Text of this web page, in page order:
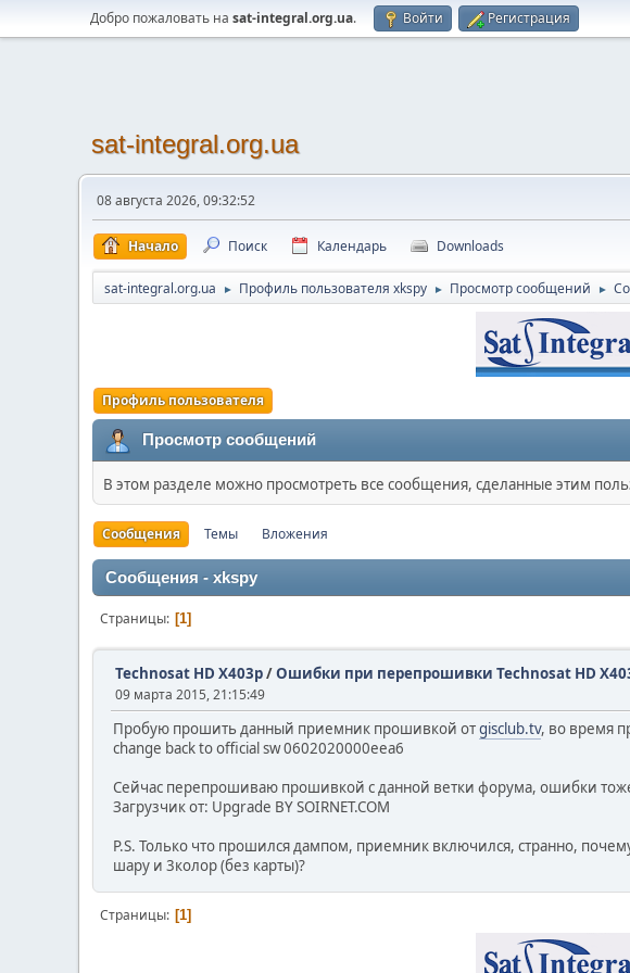
Добро пожаловать на sat-integral.org.ua. Войти Регистрация
sat-integral.org.ua
08 августа 2026, 09:32:52
Начало Поиск Календарь Downloads
sat-integral.org.ua ► Профиль пользователя xkspy ► Просмотр сообщений ►
Профиль пользователя
Просмотр сообщений
В этом разделе можно просмотреть все сообщения, сделанные этим
Сообщения Темы Вложения
Сообщения - xkspy
Страницы 1
Technosat HD X403p/Ошибки при перепрошивки Technosat HD
09 марта 2015, 21:15:49
Пробую прошить данный приемник прошивкой отgisclub.tv, во время
change back to official sw 0602020000eea6
Сейчас перепрошиваю прошивкой с данной ветки форума, ошибки
Загрузчик от: Upgrade BY SOIRNET.COM
P.S. Только что прошился дампом, приемник включился, странно,
шару и 3колор (без карты)?
Страницы 1